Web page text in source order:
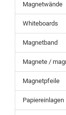
Magnetwände
Whiteboards
Magnetband
Magnete /
Magnetpfeile
Papiereinlagen